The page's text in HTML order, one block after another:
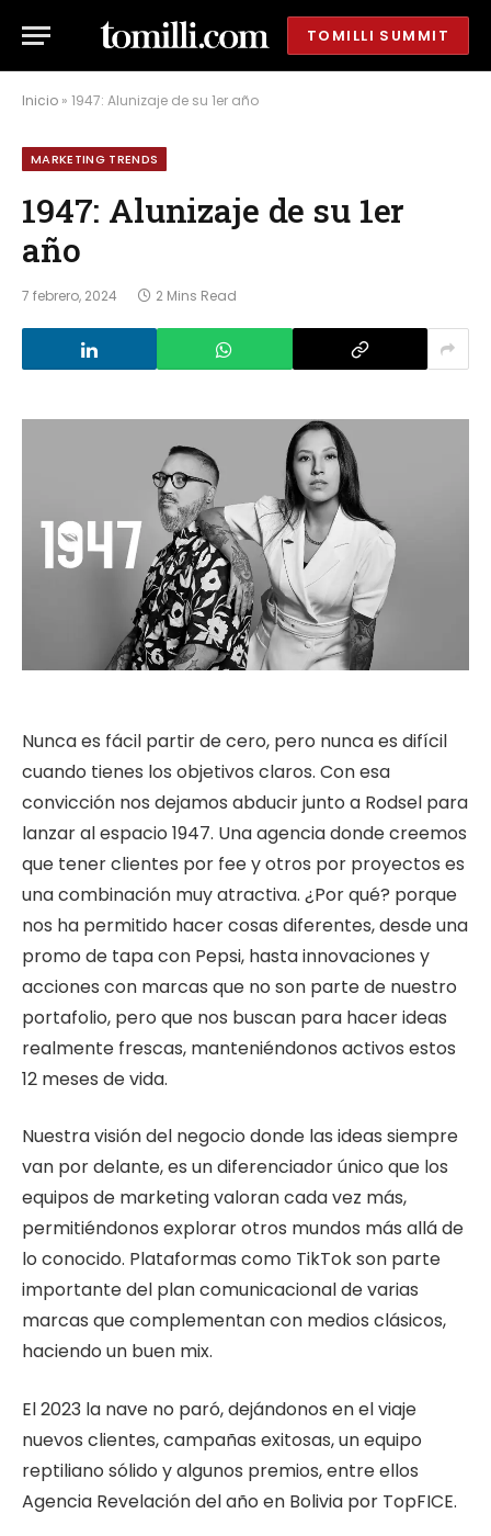
TOMILLI SUMMIT
Inicio » 1947: Alunizaje de su 1er año
MARKETING TRENDS
1947: Alunizaje de su 1er
año
7 febrero, 2024 2 Mins Read
Nunca es fácil partir de cero, pero nunca es difícil
cuando tienes los objetivos claros. Con esa
convicción nos dejamos abducir junto a Rodsel para
lanzar al espacio 1947. Una agencia donde creemos
que tener clientes por fee y otros por proyectos es
una combinación muy atractiva. ¿Por qué? porque
nos ha permitido hacer cosas diferentes, desde una
promo de tapa con Pepsi, hasta innovaciones y
acciones con marcas que no son parte de nuestro
portafolio, pero que nos buscan para hacer ideas
realmente frescas, manteniéndonos activos estos
12 meses de vida.
Nuestra visión del negocio donde las ideas siempre
van por delante, es un diferenciador único que los
equipos de marketing valoran cada vez más,
permitiéndonos explorar otros mundos más allá de
lo conocido. Plataformas como TikTok son parte
importante del plan comunicacional de varias
marcas que complementan con medios clásicos,
haciendo un buen mix.
El 2023 la nave no paró, dejándonos en el viaje
nuevos clientes, campañas exitosas, un equipo
reptiliano sólido y algunos premios, entre ellos
Agencia Revelación del año en Bolivia por TopFICE.